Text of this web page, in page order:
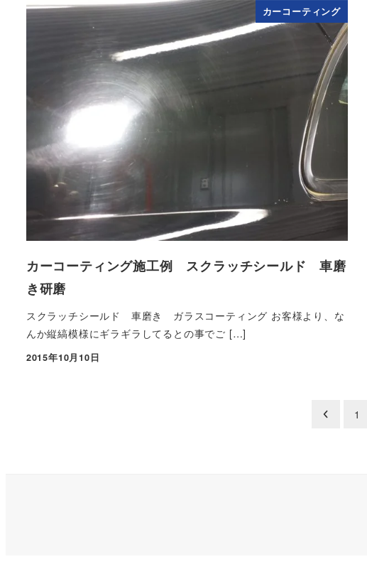
カーコーティング
カーコーティング施工例 スクラッチシールド 車磨
き研磨
スクラッチシールド 車磨き ガラスコーティング お客様より、な
んか縦縞模様にギラギラしてるとの事でご […]
投稿日
2015年10月10日
1